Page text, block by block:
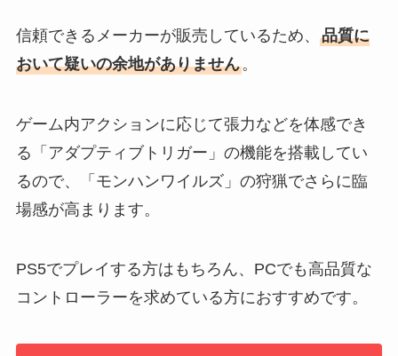
信頼できるメーカーが販売しているため、 品質に
おいて疑いの余地がありません。
ゲーム内アクションに応じて張力などを体感でき
る「アダプティブトリガー」の機能を搭載してい
るので、「モンハンワイルズ」の狩猟でさらに臨
場感が高まります。
PS5でプレイする方はもちろん、PCでも高品質な
コントローラーを求めている方におすすめです。